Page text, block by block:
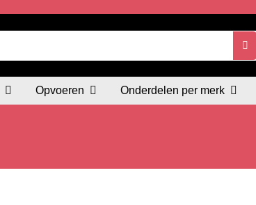
Opvoeren Onderdelen per merk